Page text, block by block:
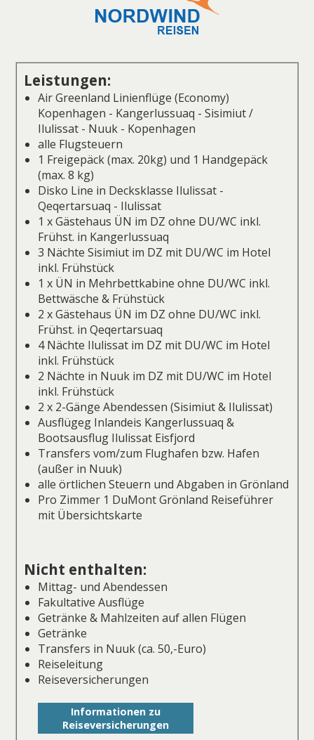
Leistungen:
Air Greenland Linienflüge (Economy)
Kopenhagen - Kangerlussuaq - Sisimiut /
Ilulissat - Nuuk - Kopenhagen
alle Flugsteuern
1 Freigepäck (max. 20kg) und 1 Handgepäck
(max. 8 kg)
Disko Line in Decksklasse Ilulissat -
Qeqertarsuaq - Ilulissat
1 x Gästehaus ÜN im DZ ohne DU/WC inkl.
Frühst. in Kangerlussuaq
3 Nächte Sisimiut im DZ mit DU/WC im Hotel
inkl. Frühstück
1 x ÜN in Mehrbettkabine ohne DU/WC inkl.
Bettwäsche & Frühstück
2 x Gästehaus ÜN im DZ ohne DU/WC inkl.
Frühst. in Qeqertarsuaq
4 Nächte Ilulissat im DZ mit DU/WC im Hotel
inkl. Frühstück
2 Nächte in Nuuk im DZ mit DU/WC im Hotel
inkl. Frühstück
2 x 2-Gänge Abendessen (Sisimiut & Ilulissat)
Ausflügeg Inlandeis Kangerlussuaq &
Bootsausflug Ilulissat Eisfjord
Transfers vom/zum Flughafen bzw. Hafen
(außer in Nuuk)
alle örtlichen Steuern und Abgaben in Grönland
Pro Zimmer 1 DuMont Grönland Reiseführer
mit Übersichtskarte
Nicht enthalten:
Mittag- und Abendessen
Fakultative Ausflüge
Getränke & Mahlzeiten auf allen Flügen
Getränke
Transfers in Nuuk (ca. 50,-Euro)
Reiseleitung
Reiseversicherungen
Informationen zu
Reiseversicherungen